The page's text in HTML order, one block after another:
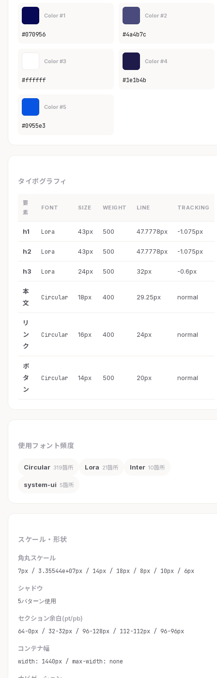
Color #1
#070956
Color #2
#4a4b7c
Color #3
#ffffff
Color #4
#1e1b4b
Color #5
#0955e3
タイポグラフィ
要
素
FONT SIZE WEIGHT LINE TRACKING
h1 Lora 43px 500 47.7778px -1.075px
h2 Lora 43px 500 47.7778px -1.075px
h3 Lora 24px 500 32px -0.6px
本
文
Circular 18px 400 29.25px normal
リ
ン
ク
Circular 16px 400 24px normal
ボ
タ
ン
Circular 14px 500 20px normal
使用フォント頻度
Circular 319箇所 Lora 21箇所 Inter 10箇所
system-ui 5箇所
スケール・形状
角丸スケール
7px / 3.35544e+07px / 14px / 18px / 8px / 10px / 6px
シャドウ
5パターン使用
セクション余白(pt/pb)
64-0px / 32-32px / 96-128px / 112-112px / 96-96px
コンテナ幅
width: 1440px / max-width: none